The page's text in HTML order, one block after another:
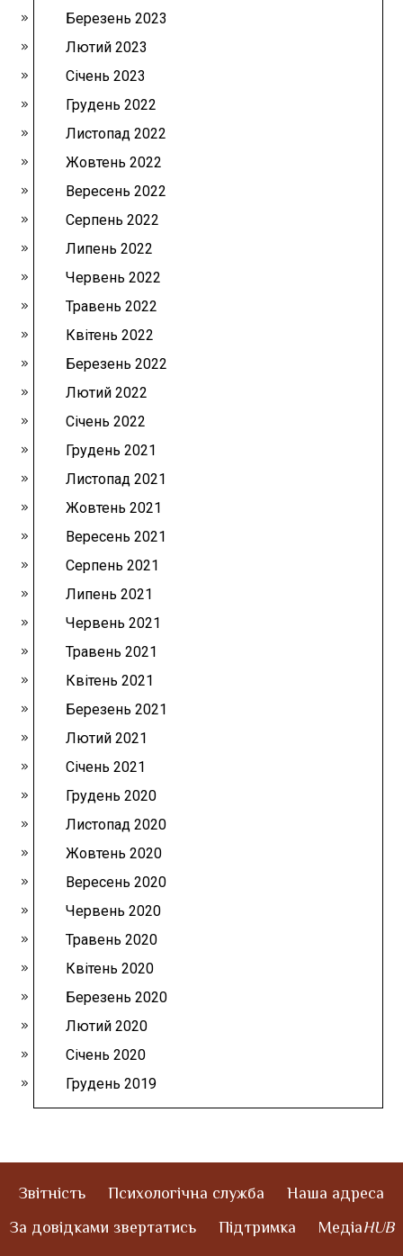
Березень 2023
Лютий 2023
Січень 2023
Грудень 2022
Листопад 2022
Жовтень 2022
Вересень 2022
Серпень 2022
Липень 2022
Червень 2022
Травень 2022
Квітень 2022
Березень 2022
Лютий 2022
Січень 2022
Грудень 2021
Листопад 2021
Жовтень 2021
Вересень 2021
Серпень 2021
Липень 2021
Червень 2021
Травень 2021
Квітень 2021
Березень 2021
Лютий 2021
Січень 2021
Грудень 2020
Листопад 2020
Жовтень 2020
Вересень 2020
Червень 2020
Травень 2020
Квітень 2020
Березень 2020
Лютий 2020
Січень 2020
Грудень 2019
Звітність Психологічна служба
Наша адреса
За довідками звертатись
Підтримка МедіаHUB